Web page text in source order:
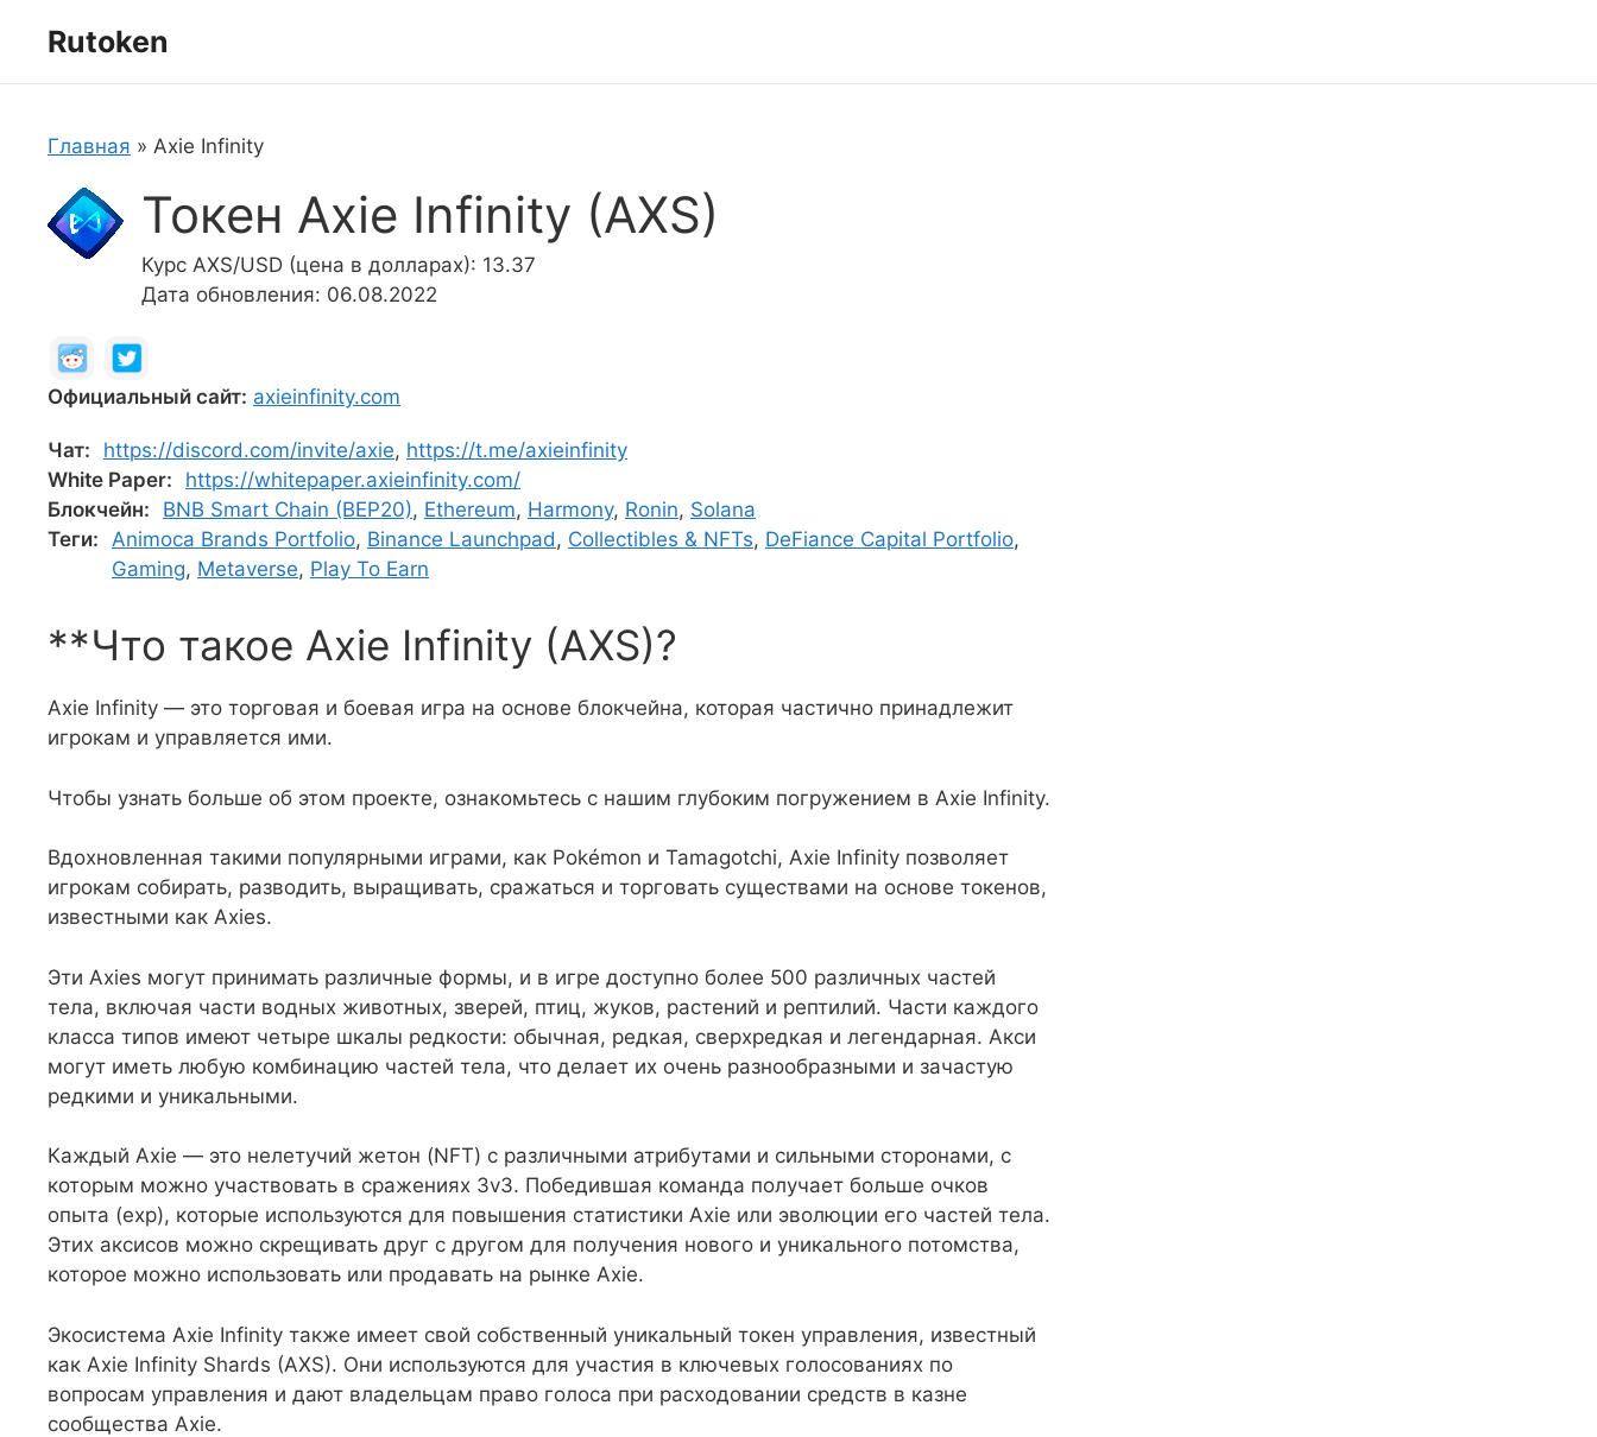
Rutoken
Главная » Axie Infinity
Токен Axie Infinity (AXS)
Курс AXS/USD (цена в долларах): 13.37
Дата обновления: 06.08.2022
Официальный сайт: axieinfinity.com
Чат: https://discord.com/invite/axie, https://t.me/axieinfinity
White Paper:
https://whitepaper.axieinfinity.com/
Блокчейн:
BNB Smart Chain (BEP20), Ethereum, Harmony, Ronin, Solana
Теги: Animoca Brands Portfolio, Binance Launchpad, Collectibles & NFTs, DeFiance Capital Portfolio,
Gaming, Metaverse, Play To Earn
**Что такое Axie Infinity (AXS)?
Axie Infinity — это торговая и боевая игра на основе блокчейна, которая частично принадлежит
игрокам и управляется ими.
Чтобы узнать больше об этом проекте, ознакомьтесь с нашим глубоким погружением в Axie Infinity.
Вдохновленная такими популярными играми, как Pokémon и Tamagotchi, Axie Infinity позволяет
игрокам собирать, разводить, выращивать, сражаться и торговать существами на основе токенов,
известными как Axies.
Эти Axies могут принимать различные формы, и в игре доступно более 500 различных частей
тела, включая части водных животных, зверей, птиц, жуков, растений и рептилий. Части каждого
класса типов имеют четыре шкалы редкости: обычная, редкая, сверхредкая и легендарная. Акси
могут иметь любую комбинацию частей тела, что делает их очень разнообразными и зачастую
редкими и уникальными.
Каждый Axie — это нелетучий жетон (NFT) с различными атрибутами и сильными сторонами, с
которым можно участвовать в сражениях 3v3. Победившая команда получает больше очков
опыта (exp), которые используются для повышения статистики Axie или эволюции его частей тела.
Этих аксисов можно скрещивать друг с другом для получения нового и уникального потомства,
которое можно использовать или продавать на рынке Axie.
Экосистема Axie Infinity также имеет свой собственный уникальный токен управления, известный
как Axie Infinity Shards (AXS). Они используются для участия в ключевых голосованиях по
вопросам управления и дают владельцам право голоса при расходовании средств в казне
сообщества Axie.